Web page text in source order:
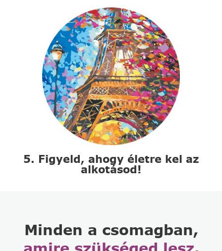
5. Figyeld, ahogy életre kel az
alkotásod!
Minden a csomagban,